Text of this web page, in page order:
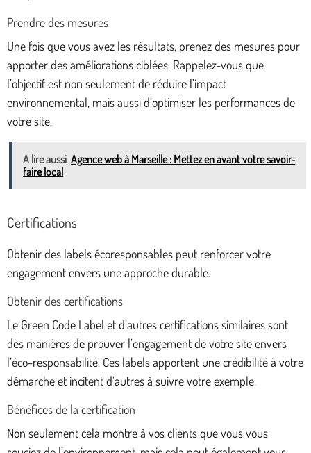
Prendre des mesures
Une fois que vous avez les résultats, prenez des mesures pour
apporter des améliorations ciblées. Rappelez-vous que
l’objectif est non seulement de réduire l’impact
environnemental, mais aussi d’optimiser les performances de
votre site.
A lire aussi Agence web à Marseille : Mettez en avant votre savoir-
faire local
Certifications
Obtenir des labels écoresponsables peut renforcer votre
engagement envers une approche durable.
Obtenir des certifications
Le Green Code Label et d’autres certifications similaires sont
des manières de prouver l’engagement de votre site envers
l’éco-responsabilité. Ces labels apportent une crédibilité à votre
démarche et incitent d’autres à suivre votre exemple.
Bénéfices de la certification
Non seulement cela montre à vos clients que vous vous